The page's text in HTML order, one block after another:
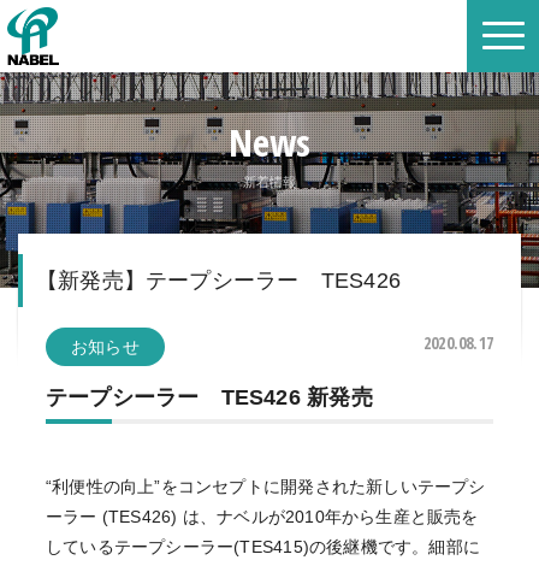
News
新着情報
【新発売】テープシーラー TES426
お知らせ 2020.08.17
テープシーラー TES426 新発売
“利便性の向上”をコンセプトに開発された新しいテープシ
ーラー (TES426) は、ナベルが2010年から生産と販売を
しているテープシーラー(TES415)の後継機です。細部に